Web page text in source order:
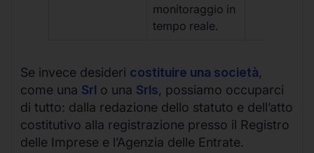
monitoraggio in
tempo reale.
Se invece desideri costituire una società,
come una Srl o una Srls, possiamo occuparci
di tutto: dalla redazione dello statuto e dell’atto
costitutivo alla registrazione presso il Registro
delle Imprese e l’Agenzia delle Entrate.